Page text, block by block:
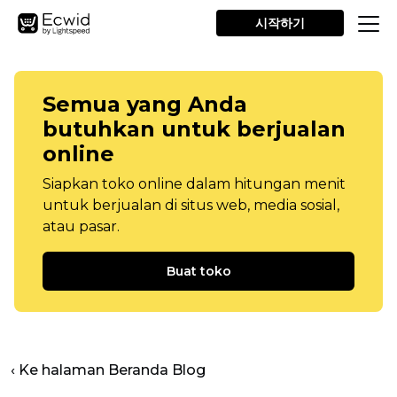
시작하기
Semua yang Anda
butuhkan untuk berjualan
online
Siapkan toko online dalam hitungan menit
untuk berjualan di situs web, media sosial,
atau pasar.
Buat toko
‹ Ke halaman Beranda Blog